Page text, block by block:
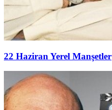
22 Haziran Yerel Manşetler